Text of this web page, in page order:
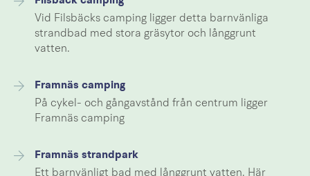
Vid Filsbäcks camping ligger detta barnvänliga
strandbad med stora gräsytor och långgrunt
vatten.
Framnäs camping
På cykel- och gångavstånd från centrum ligger
Framnäs camping
Framnäs strandpark
Ett barnvänligt bad med långgrunt vatten. Här